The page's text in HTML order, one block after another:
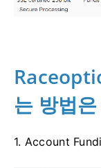
는 방법
1. Account